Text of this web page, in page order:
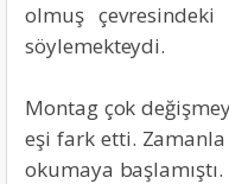
olmuş
söylemekteydi.
Montag çok
eşi fark etti. Zamanla
okumaya